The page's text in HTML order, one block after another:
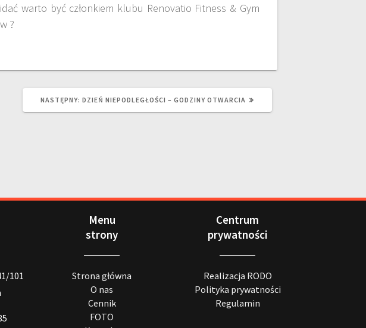
warto być członkiem klubu Renovatio Fitness & Gym
?
NASTĘPNY: DZIEŃ NIEPODLEGŁOŚCI – GODZINY OTWARCIA
101
Menu
strony
Strona główna
O nas
Cennik
FOTO
Centrum
prywatności
Realizacja RODO
Polityka prywatności
Regulamin